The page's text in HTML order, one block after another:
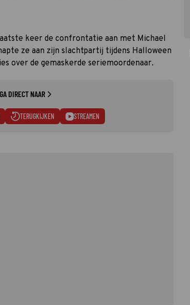
keer de confrontatie aan met Michael
ze aan zijn slachtpartij tijdens Halloween
over de gemaskerde seriemoordenaar.
GA DIRECT NAAR
TERUGKIJKEN STREAMEN